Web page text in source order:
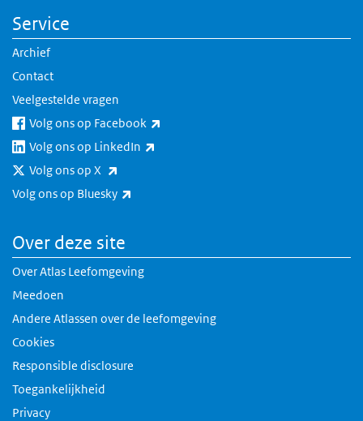
Service
Archief
Contact
Veelgestelde vragen
Volg ons op Facebook
Volg ons op LinkedIn
Volg ons op X
Volg ons op Bluesky
Over deze site
Over Atlas Leefomgeving
Meedoen
Andere Atlassen over de leefomgeving
Cookies
Responsible disclosure
Toegankelijkheid
Privacy